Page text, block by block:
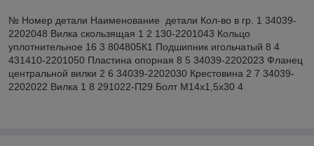
№ Номер детали Наименование детали Кол-во в гр. 1 34039-
2202048 Вилка скользящая 1 2 130-2201043 Кольцо
уплотнительное 16 3 804805К1 Подшипник игольчатый 8 4
431410-2201050 Пластина опорная 8 5 34039-2202023 Фланец
центральной вилки 2 6 34039-2202030 Крестовина 2 7 34039-
2202022 Вилка 1 8 291022-П29 Болт M14x1,5x30 4